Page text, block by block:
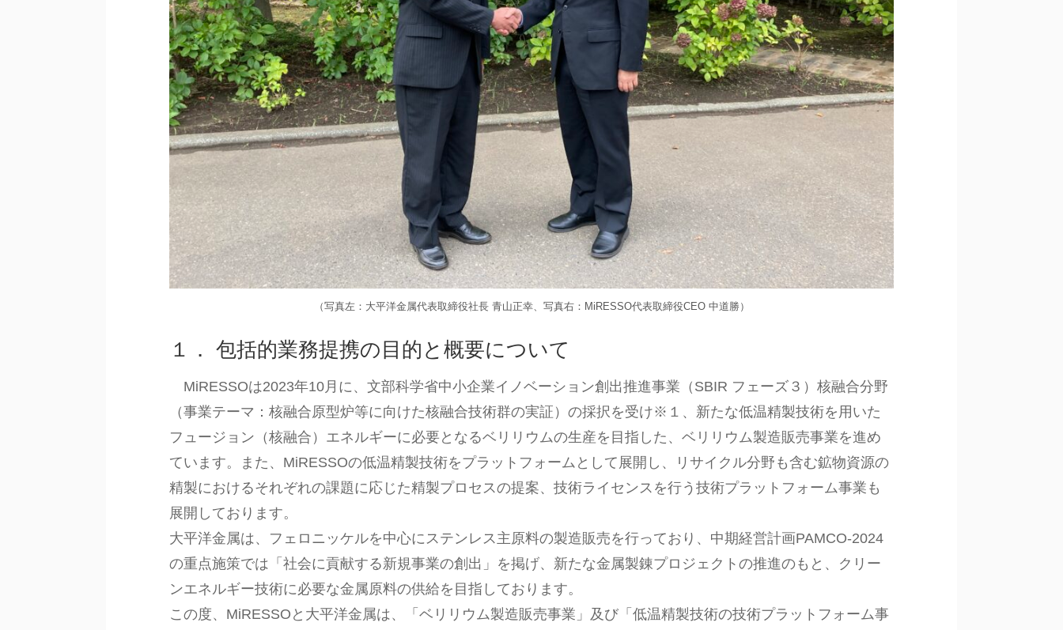
（写真左：大平洋金属代表取締役社長 青山正幸、写真右：MiRESSO代表取締役CEO 中道勝）
１． 包括的業務提携の目的と概要について
MiRESSOは2023年10月に、文部科学省中小企業イノベーション創出推進事業（SBIR フェーズ３）核融合分野
（事業テーマ：核融合原型炉等に向けた核融合技術群の実証）の採択を受け※１、新たな低温精製技術を用いた
フュージョン（核融合）エネルギーに必要となるベリリウムの生産を目指した、ベリリウム製造販売事業を進め
ています。また、MiRESSOの低温精製技術をプラットフォームとして展開し、リサイクル分野も含む鉱物資源の
精製におけるそれぞれの課題に応じた精製プロセスの提案、技術ライセンスを行う技術プラットフォーム事業も
展開しております。
大平洋金属は、フェロニッケルを中心にステンレス主原料の製造販売を行っており、中期経営計画PAMCO-2024
の重点施策では「社会に貢献する新規事業の創出」を掲げ、新たな金属製錬プロジェクトの推進のもと、クリー
ンエネルギー技術に必要な金属原料の供給を目指しております。
この度、MiRESSOと大平洋金属は、「ベリリウム製造販売事業」及び「低温精製技術の技術プラットフォーム事